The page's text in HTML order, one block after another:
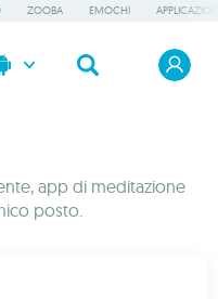
ZOOBA EMOCHI
app di meditazione
posto.